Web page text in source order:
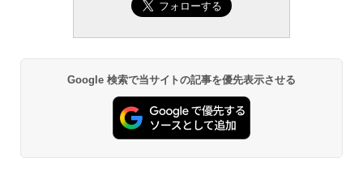
Google 検索で当サイトの記事を優先表示させる